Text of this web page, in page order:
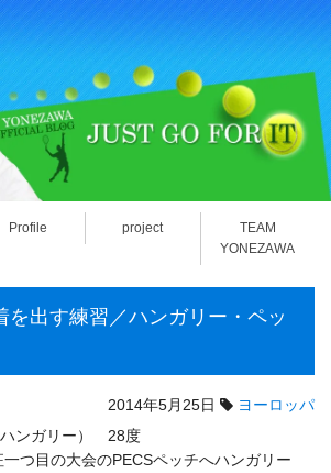
Profile project
TEAM
YONEZAWA
を出す練習／ハンガリー・ペッ
2014年5月25日
ヨーロッパ
ンガリー） 28度
つ目の大会のPECSペッチへハンガリー